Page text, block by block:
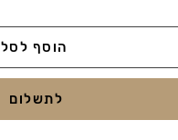
הוסף לסל
לתשלום